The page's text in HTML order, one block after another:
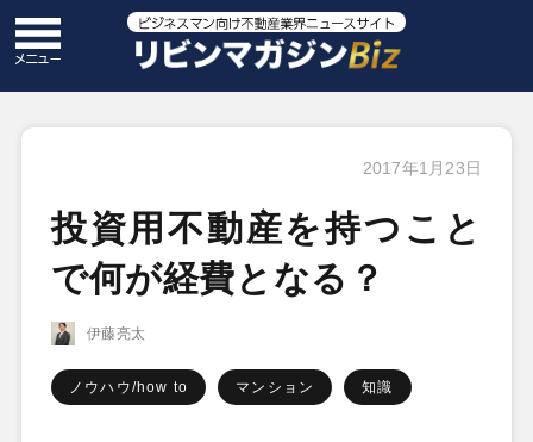
2017年1月23日
投資用不動産を持つこと
で何が経費となる？
伊藤亮太
ノウハウ/how to マンション 知識